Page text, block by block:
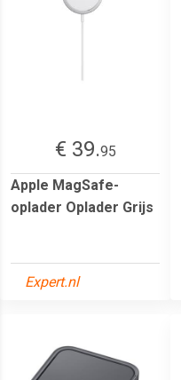
€ 39.95
Apple MagSafe-
oplader Oplader Grijs
Expert.nl